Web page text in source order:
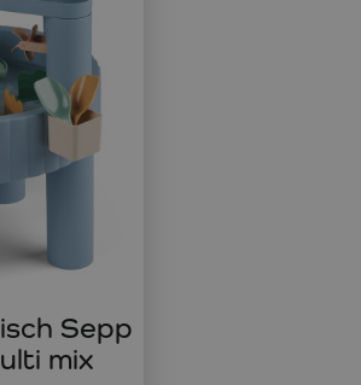
entwickeln Kinder Feinmotorik,
probieren aus, verbessern, finden
auch für Kindergarten, Schule
Von modernen
Projekte
immer neue Herausforderungen
Sepp
mix